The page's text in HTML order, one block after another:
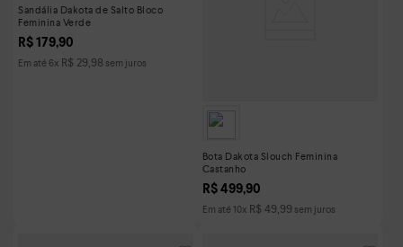
Sandália Dakota de Salto Bloco
Feminina Verde
R$ 179,90
Em até 6x R$ 29,98 sem juros
Bota Dakota Slouch Feminina
Castanho
R$ 499,90
Em até 10x R$ 49,99 sem juros